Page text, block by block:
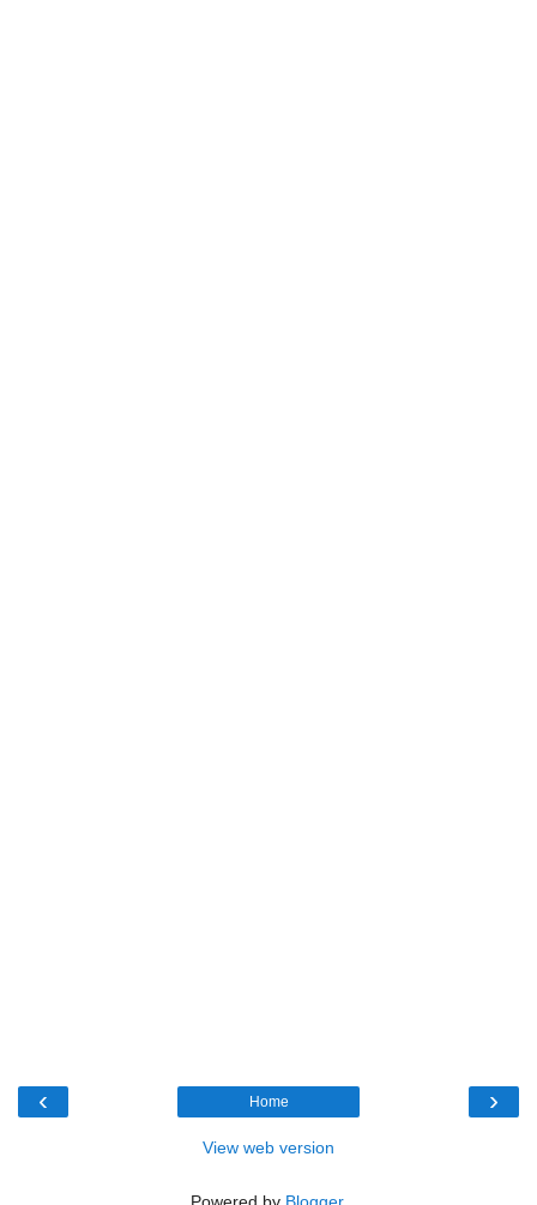
‹ ›
Home
View web version
Powered by Blogger.